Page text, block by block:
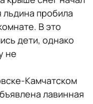
льдина пробила
В это
дети, однако
не
Камчатском
лавинная